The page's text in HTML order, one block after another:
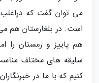
می توان گفت که
است. در بلغارستان هم می
هم پاییز و زمستان را
سلیقه های مختلف
کنیم که با ما در